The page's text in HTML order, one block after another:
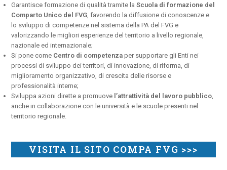
Garantisce formazione di qualità tramite laScuola di formazione del
Comparto Unico del FVG , favorendo la diffusione di conoscenze e
lo sviluppo di competenze nel sistema della PA del FVG e
valorizzando le migliori esperienze del territorio a livello regionale,
nazionale ed internazionale;
Si pone come Centro di competenza per supportare gli Enti nei
processi di sviluppo dei territori, di innovazione, di riforma, di
miglioramento organizzativo, di crescita delle risorse e
professionalità interne;
Sviluppa azioni dirette a promuove l’attrattività del lavoro pubblico
anche in collaborazione con le università e le scuole presenti nel
territorio regionale.
VISITA IL SITO COMPA FVG >>>